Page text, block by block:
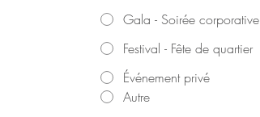
Gala - Soirée corporative
Festival - Fête de quartier
Événement privé
Autre